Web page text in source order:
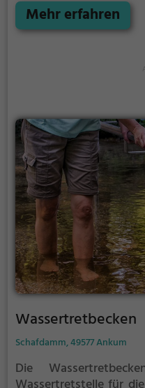
dabei zwischen
vollständig aus dem
Mehr erfahren
Wassertretbecken
Schafdamm, 49577 Ankum
Die